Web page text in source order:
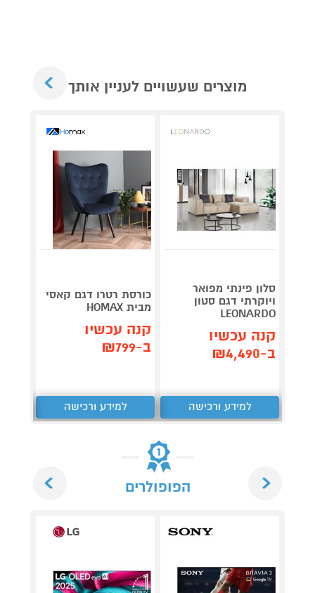
מוצרים שעשויים לעניין אותך
סלון פינתי מפואר
ויוקרתי דגם סטון
LEONARDO
קנה עכשיו
ב-₪4,490
למידע ורכישה
כורסת רטרו דגם קאסי
מבית HOMAX
קנה עכשיו
ב-₪799
למידע ורכישה
הפופולרים